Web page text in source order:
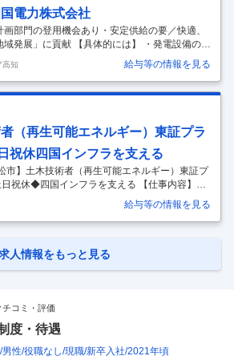
外の取引先との打ち合わせ・交渉業務 等 ※ジ
、希望・適性に応じた事務系領域の業務を幅
電力株式会社
画部門の登用機会あり・安定供給の要／快適、
発展」に貢献 【具体的には】 ・発電設備の運
務 （火力部門、原子力部門、再生可能エネルギ
所、配電線等のネットワーク設備の運用、保
統運用部門、送変電部門、配電部門）…
高知 給与等の情報を見る
（再生可能エネルギー）東証プラ
祝休四国インフラを支える
市】土木技術者（再生可能エネルギー）東証プ
祝休◆四国インフラを支える 【仕事内容】
再生可能エネルギー）東証プライム◆年休123
ラを支える 【具体的な仕事内容】 ～東証プラ
利厚生／平均勤続年数22.3年／抜群の安定性と
案件（太陽光、風力、バイオマス、水力など）
給与等の情報を見る
人情報をもっと見る
コミ・評価
度・待遇
男性 役職なし 現職 新卒入社 2021年頃